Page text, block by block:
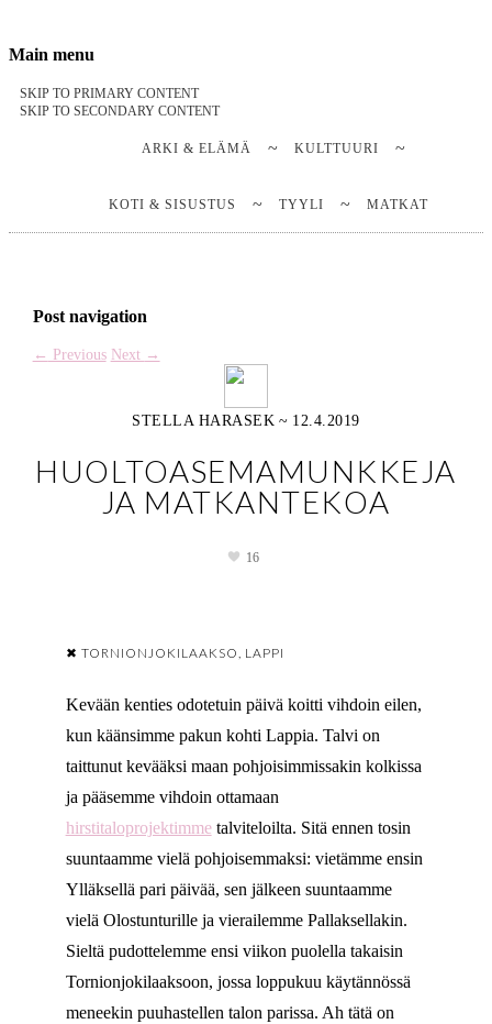
Notes on a life
Stella Harasek & Jarno Jussila
Main menu
SKIP TO PRIMARY CONTENT
SKIP TO SECONDARY CONTENT
ARKI & ELÄMÄ KULTTUURI
KOTI & SISUSTUS TYYLI MATKAT
Post navigation
← Previous Next →
STELLA HARASEK ~ 12.4.2019
HUOLTOASEMAMUNKKEJA
JA MATKANTEKOA
16
✖ TORNIONJOKILAAKSO, LAPPI
Kevään kenties odotetuin päivä koitti vihdoin eilen,
kun käänsimme pakun kohti Lappia. Talvi on
taittunut kevääksi maan pohjoisimmissakin kolkissa
ja pääsemme vihdoin ottamaan
hirstitaloprojektimmetalviteloilta. Sitä ennen tosin
suuntaamme vielä pohjoisemmaksi: vietämme ensin
Ylläksellä pari päivää, sen jälkeen suuntaamme
vielä Olostunturille ja vierailemme Pallaksellakin.
Sieltä pudottelemme ensi viikon puolella takaisin
Tornionjokilaaksoon, jossa loppukuu käytännössä
meneekin puuhastellen talon parissa. Ah tätä on